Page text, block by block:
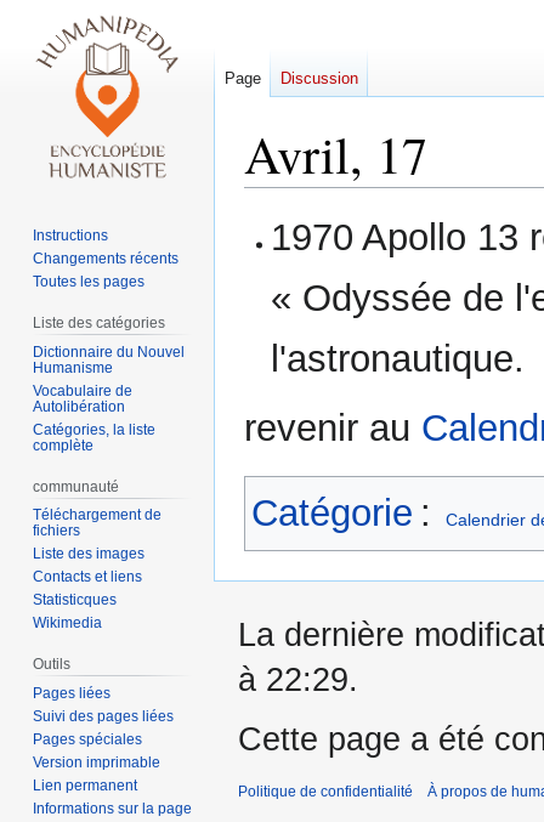
Avril, 17
navigation
recherche
1970 Apollo 13
« Odyssée de
l'astronautique.
revenir au
Catégorie : Calendrier
Page Discussion
Instructions
Changements récents
Toutes les pages
Liste des catégories
Dictionnaire du Nouvel
Humanisme
Vocabulaire de
Autolibération
Catégories, la liste
complète
communauté
Téléchargement de
fichiers
Liste des images
Contacts et liens
Statisticques
Wikimedia
Outils
Pages liées
Suivi des pages liées
Pages spéciales
Version imprimable
Lien permanent
Informations sur la page
La dernière
à 22:29.
Cette page a été
Politique de confidentialité À propos de